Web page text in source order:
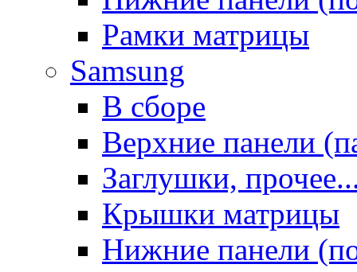
Рамки матрицы
Samsung
В сборе
Верхние панели
Заглушки,
Крышки матрицы
Нижние панели